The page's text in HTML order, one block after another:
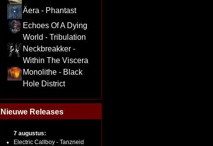
Äera - Phantast
Echoes Of A Dying
World - Tribulation
Neckbreakker -
Within The Viscera
Monolithe - Black
Hole District
Nieuwe Releases
7 augustus:
Electric Callboy - Tanzneid